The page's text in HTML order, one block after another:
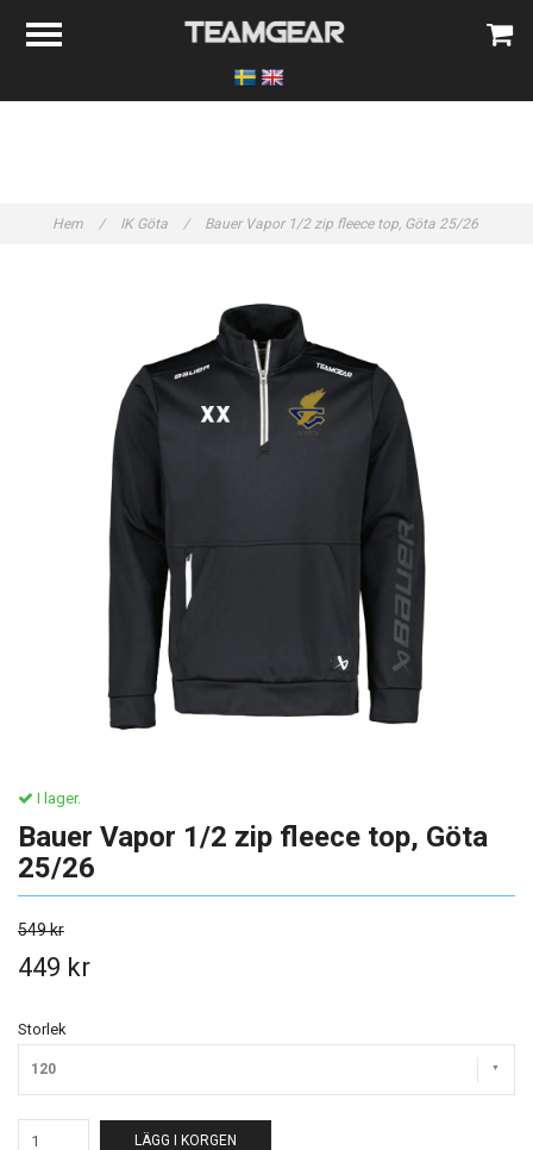
Hem / IK Göta / Bauer Vapor 1/2 zip fleece top, Göta 25/26
I lager.
Bauer Vapor 1/2 zip fleece top, Göta
25/26
549 kr
449 kr
Storlek
120
LÄGG I KORGEN